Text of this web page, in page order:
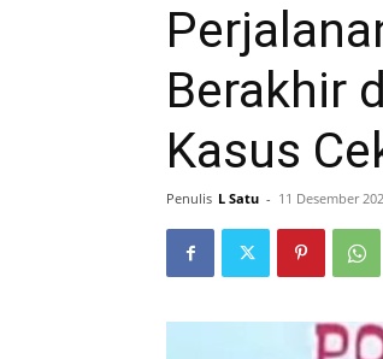
Berakhir
Kasus
Penulis L Satu - 11 Desember